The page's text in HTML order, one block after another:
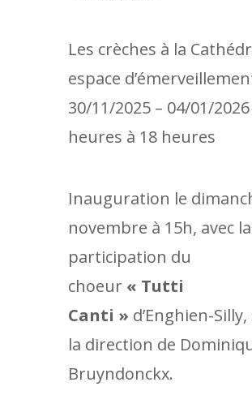
Les crèches à la
espace
30/11/2025 – 04/01/
heures à 18 heures
Inauguration le
novembre à 15h, avec la
participation du
choeur « Tutti
Canti » d’Enghien-
la direction de
Bruyndonckx.